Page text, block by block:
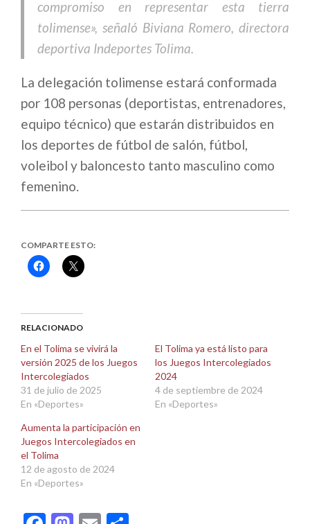
compromiso en representar esta tierra
tolimense», señaló Biviana Romero, directora
deportiva Indeportes Tolima.
La delegación tolimense estará conformada
por 108 personas (deportistas, entrenadores,
equipo técnico) que estarán distribuidos en
los deportes de fútbol de salón, fútbol,
voleibol y baloncesto tanto masculino como
femenino.
COMPARTE ESTO:
Haz
clic
(Se
abre
una
ventana
nueva)
Haz
clic
(Se
abre
una
ventana
nueva)
RELACIONADO
En el Tolima se vivirá la
versión 2025 de los Juegos
Intercolegiados
31 de julio de 2025
En «Deportes»
El Tolima ya está listo para
los Juegos Intercolegiados
2024
4 de septiembre de 2024
En «Deportes»
Aumenta la participación en
Juegos Intercolegiados en
el Tolima
12 de agosto de 2024
En «Deportes»